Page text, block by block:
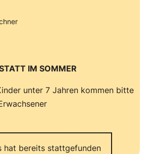
IM SOMMER
unter 7 Jahren kommen bitte
hat bereits stattgefunden